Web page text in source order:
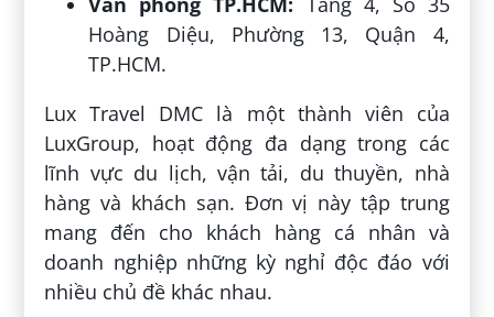
Hoàng Diệu, Phường 13, Quận 4,
TP.HCM.
Lux Travel DMC là một thành viên của
LuxGroup, hoạt động đa dạng trong các
lĩnh vực du lịch, vận tải, du thuyền, nhà
hàng và khách sạn. Đơn vị này tập trung
mang đến cho khách hàng cá nhân và
doanh nghiệp những kỳ nghỉ độc đáo với
nhiều chủ đề khác nhau.